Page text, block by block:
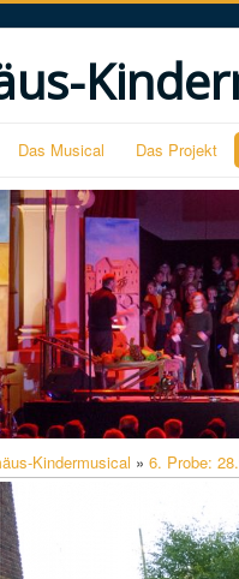
Das Musical Das Projekt
Kindermusical » 6. Probe: